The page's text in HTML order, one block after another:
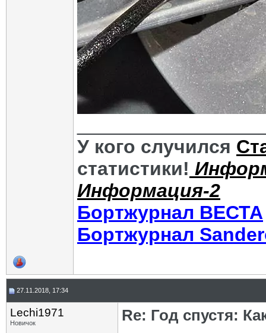
У кого случился
статистики!
Информация-2
Бортжурнал ВЕСТА
Бортжурнал
27.11.2018, 17:34
Lechi1971
Новичок
Re: Год спустя: